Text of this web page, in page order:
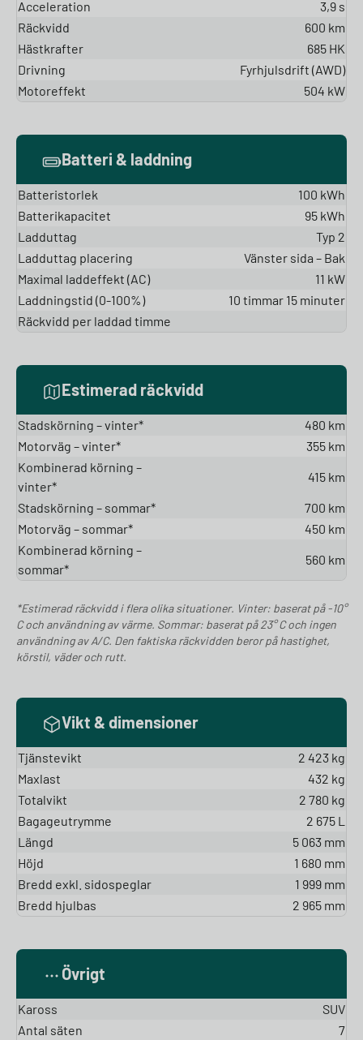
Acceleration
3,9 s
Räckvidd
600 km
Hästkrafter
685 HK
Drivning
Fyrhjulsdrift (AWD)
Motoreffekt
504 kW
Batteri & laddning
Batteristorlek
100 kWh
Batterikapacitet
95 kWh
Ladduttag
Typ 2
Ladduttag placering
Vänster sida – Bak
Maximal laddeffekt (AC)
11 kW
Laddningstid (0-100%)
10 timmar 15 minuter
Räckvidd per laddad timme
Estimerad räckvidd
Stadskörning – vinter*
480 km
Motorväg – vinter*
355 km
Kombinerad körning –
vinter*
415 km
Stadskörning – sommar*
700 km
Motorväg – sommar*
450 km
Kombinerad körning –
sommar*
560 km
*Estimerad räckvidd i flera olika situationer. Vinter: baserat på -10°
C och användning av värme. Sommar: baserat på 23° C och ingen
användning av A/C. Den faktiska räckvidden beror på hastighet,
körstil, väder och rutt.
Vikt & dimensioner
Tjänstevikt
2 423 kg
Maxlast
432 kg
Totalvikt
2 780 kg
Bagageutrymme
2 675 L
Längd
5 063 mm
Höjd
1 680 mm
Bredd exkl. sidospeglar
1 999 mm
Bredd hjulbas
2 965 mm
Övrigt
Kaross
SUV
Antal säten
7